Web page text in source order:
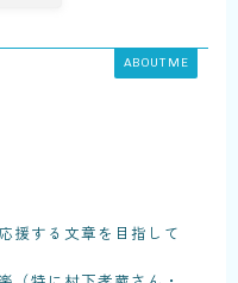
ABOUT ME
援する文章を目指して